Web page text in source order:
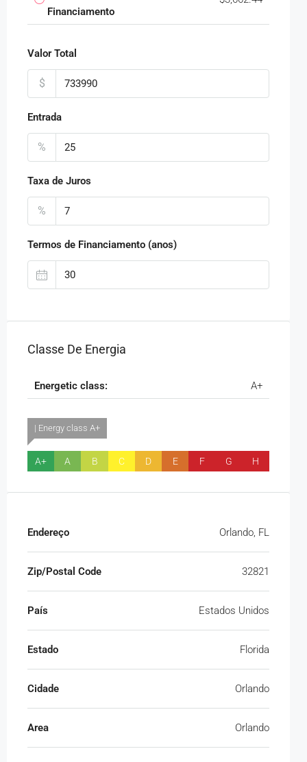
Financiamento
Valor Total
$
Entrada
%
Taxa de Juros
%
Termos de Financiamento (anos)
Classe De Energia
Energetic class: A+
| Energy class A+
A+ A B C D E F G H
Endereço Orlando, FL
Zip/Postal Code 32821
País Estados Unidos
Estado Florida
Cidade Orlando
Area Orlando